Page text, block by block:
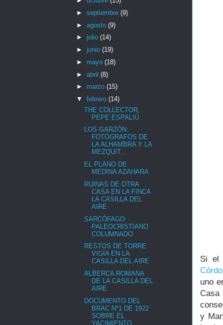
Si el
uno
y
► septiembre (9)
► agosto (9)
► julio (14)
► junio (19)
► mayo (18)
► abril (8)
► marzo (15)
▼ febrero (14)
THE COLLECTOR,
PEPE ESPALIÚ
LOS GARZÓN:
FOTÓGRAFOS DE
LA ALHAMBRA Y LA
MEZQUIT...
EL PLANO DE
MEDINA AZAHARA
RUINAS DE OTRA
CASA EN LA FINCA
LA CASILLA DEL
AIRE
SARCÓFAGO
PALEOCRISTIANO
COLUMNADO
RESTOS DE TORRE
VIGÍA EN LA
CASILLA DEL AIRE
ALBERCA ROMANA
DE LA CASILLA DEL
AIRE
DOCUMENTO DEL
BRAC Nº1 DE 1922
SOBRE EL
YACIMIENTO...